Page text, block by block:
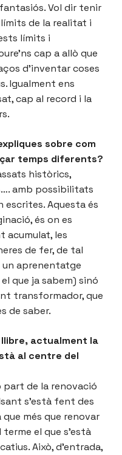
Vol dir tenir
de la realitat i
límits i
cap a allò que
d’inventar coses
Igualment ens
cap al record i la
sobre com
temps diferents?
històrics,
amb possibilitats
Aquesta és
és on es
acumulat, les
de fer, de tal
un aprenentatge
que ja sabem) sinó
transformador, que
de saber.
llibre, actualment la
al centre del
de la renovació
s’està fent des
més que renovar
el que s’està
Això, d’entrada,